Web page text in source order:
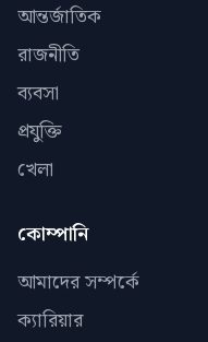
আন্তর্জাতিক
রাজনীতি
ব্যবসা
প্রযুক্তি
খেলা
কোম্পানি
আমাদের সম্পর্কে
ক্যারিয়ার